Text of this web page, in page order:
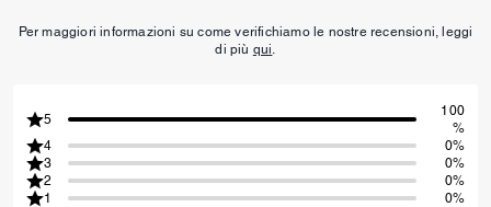
Per maggiori informazioni su come verifichiamo le nostre recensioni, leggi
di più qui
5
100
%
4
0%
3
0%
2
0%
1
0%